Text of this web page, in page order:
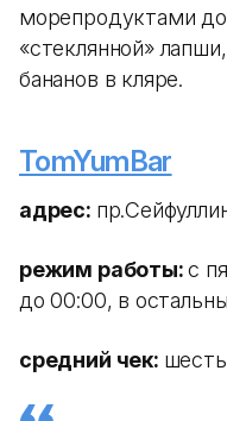
морепродуктами до
«стеклянной»
бананов в кляре.
TomYumBar
адрес:
режим работы:с
до 00:00, в
средний чек: